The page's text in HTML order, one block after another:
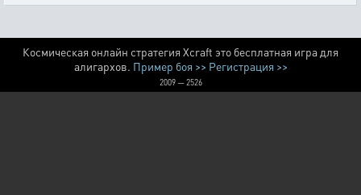
Космическая онлайн стратегия Xcraft это бесплатная игра для
алигархов. Пример боя >> Регистрация >>
2009 — 2526